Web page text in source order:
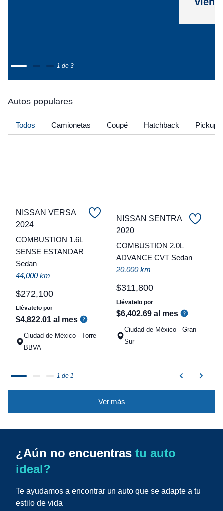
1 de 3
Autos populares
Todos Camionetas Coupé Hatchback Pickup
NISSAN VERSA
2024
COMBUSTION 1.6L
SENSE ESTANDAR
Sedan
44,000 km
$272,100
Llévatelo por
$4,822.01 al mes
Ciudad de México - Torre
BBVA
NISSAN SENTRA
2020
COMBUSTION 2.0L
ADVANCE CVT Sedan
20,000 km
$311,800
Llévatelo por
$6,402.69 al mes
Ciudad de México - Gran
Sur
1 de 1
Ver más
¿Aún no encuentras tu auto
ideal?
Te ayudamos a encontrar un auto que se adapte a tu
estilo de vida